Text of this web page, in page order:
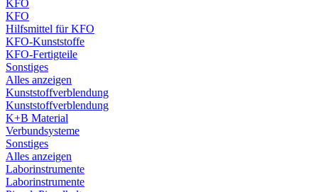
KFO
KFO
Hilfsmittel für KFO
KFO-Kunststoffe
KFO-Fertigteile
Sonstiges
Alles anzeigen
Kunststoffverblendung
Kunststoffverblendung
K+B Material
Verbundsysteme
Sonstiges
Alles anzeigen
Laborinstrumente
Laborinstrumente